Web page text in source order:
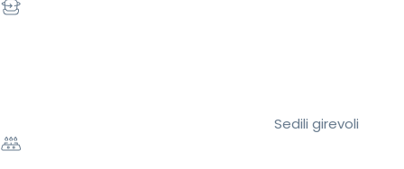
Sedili girevoli